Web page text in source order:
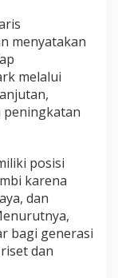
menyatakan
melalui
peningkatan
posisi
karena
dan
bagi generasi
dan